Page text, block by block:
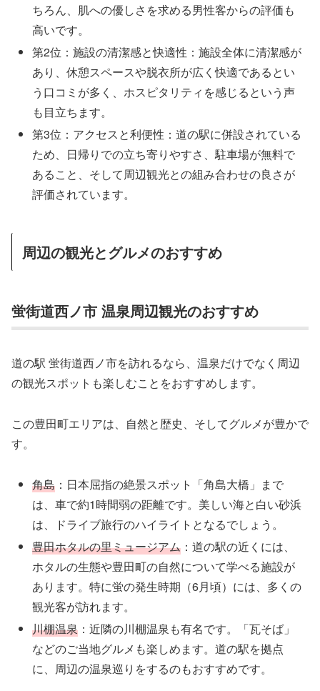
ちろん、肌への優しさを求める男性客からの評価も
高いです。
第2位：施設の清潔感と快適性：施設全体に清潔感が
あり、休憩スペースや脱衣所が広く快適であるとい
う口コミが多く、ホスピタリティを感じるという声
も目立ちます。
第3位：アクセスと利便性：道の駅に併設されている
ため、日帰りでの立ち寄りやすさ、駐車場が無料で
あること、そして周辺観光との組み合わせの良さが
評価されています。
周辺の観光とグルメのおすすめ
蛍街道西ノ市 温泉周辺観光のおすすめ
道の駅 蛍街道西ノ市を訪れるなら、温泉だけでなく周辺
の観光スポットも楽しむことをおすすめします。
この豊田町エリアは、自然と歴史、そしてグルメが豊かで
す。
角島 ：日本屈指の絶景スポット「角島大橋」まで
は、車で約1時間弱の距離です。美しい海と白い砂浜
は、ドライブ旅行のハイライトとなるでしょう。
豊田ホタルの里ミュージアム ：道の駅の近くには、
ホタルの生態や豊田町の自然について学べる施設が
あります。特に蛍の発生時期（6月頃）には、多くの
観光客が訪れます。
川棚温泉 ：近隣の川棚温泉も有名です。「瓦そば」
などのご当地グルメも楽しめます。道の駅を拠点
に、周辺の温泉巡りをするのもおすすめです。